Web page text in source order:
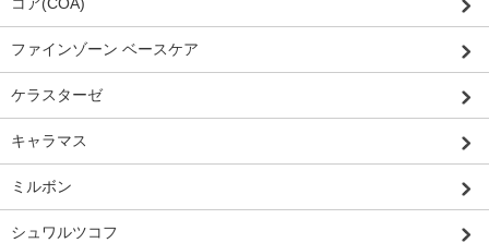
ファインゾーン ベースケア
ケラスターゼ
キャラマス
ミルボン
シュワルツコフ